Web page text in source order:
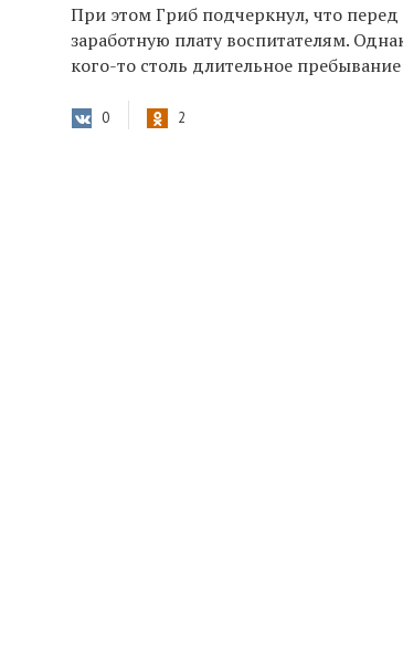
При этом Гриб подчеркнул, что
заработную плату воспитателям.
кого-то столь длительное
0 2